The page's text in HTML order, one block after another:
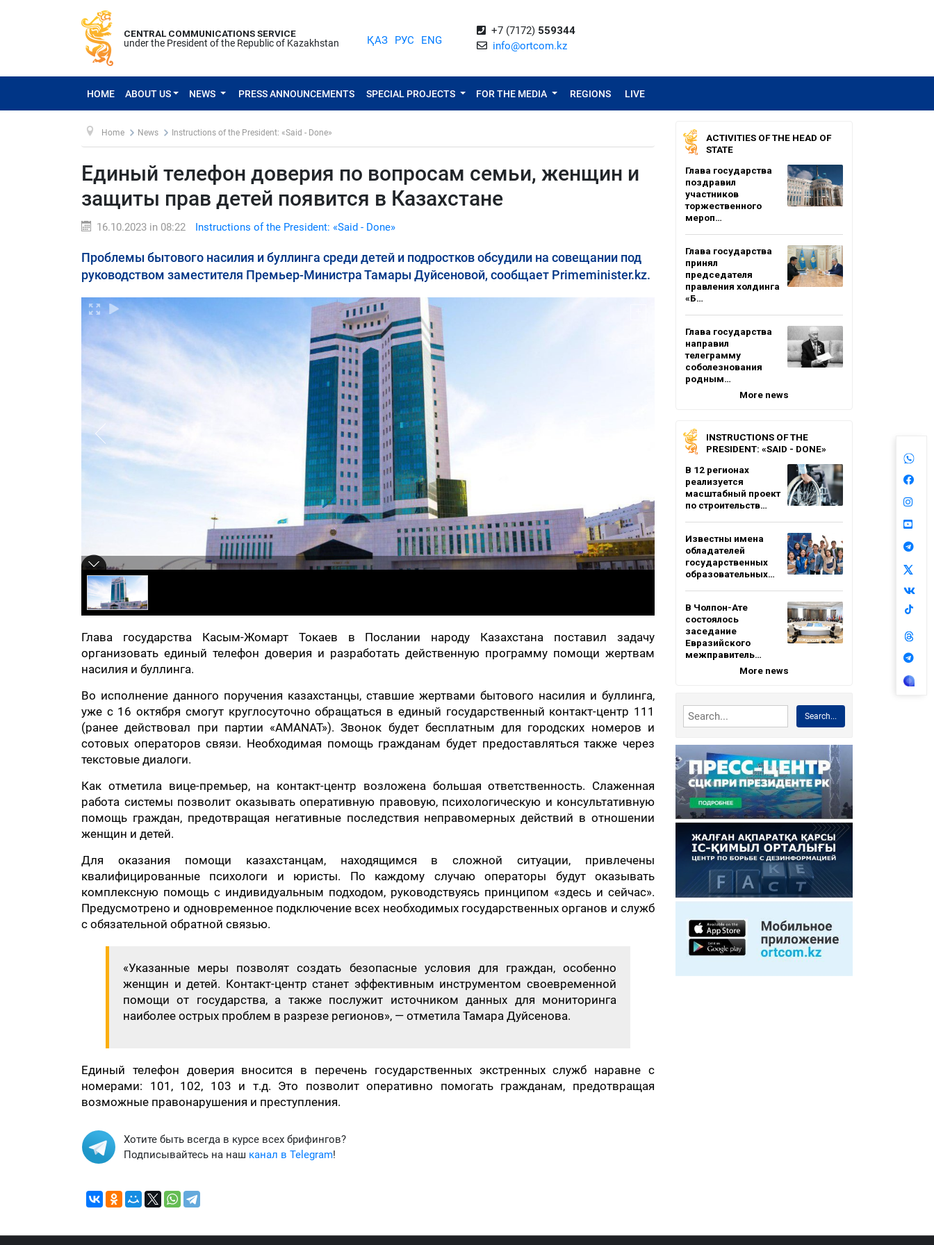
CENTRAL COMMUNICATIONS SERVICE
under the President of the Republic of Kazakhstan
ҚАЗ РУС ENG
+7 (7172) 559344
info@ortcom.kz
HOME ABOUT US NEWS PRESS ANNOUNCEMENTS SPECIAL PROJECTS FOR THE MEDIA REGIONS LIVE
Home News Instructions of the President: «Said - Done»
Единый телефон доверия по вопросам семьи, женщин и
защиты прав детей появится в Казахстане
16.10.2023 in 08:22 Instructions of the President: «Said - Done»
Проблемы бытового насилия и буллинга среди детей и подростков обсудили на совещании под
руководством заместителя Премьер-Министра Тамары Дуйсеновой, сообщает Primeminister.kz.
Глава государства Касым-Жомарт Токаев в Послании народу Казахстана поставил задачу
организовать единый телефон доверия и разработать действенную программу помощи жертвам
насилия и буллинга.
Во исполнение данного поручения казахстанцы, ставшие жертвами бытового насилия и буллинга,
уже с 16 октября смогут круглосуточно обращаться в единый государственный контакт-центр 111
(ранее действовал при партии «AMANAT»). Звонок будет бесплатным для городских номеров и
сотовых операторов связи. Необходимая помощь гражданам будет предоставляться также через
текстовые диалоги.
Как отметила вице-премьер, на контакт-центр возложена большая ответственность. Слаженная
работа системы позволит оказывать оперативную правовую, психологическую и консультативную
помощь граждан, предотвращая негативные последствия неправомерных действий в отношении
женщин и детей.
Для оказания помощи казахстанцам, находящимся в сложной ситуации, привлечены
квалифицированные психологи и юристы. По каждому случаю операторы будут оказывать
комплексную помощь с индивидуальным подходом, руководствуясь принципом «здесь и сейчас».
Предусмотрено и одновременное подключение всех необходимых государственных органов и служб
с обязательной обратной связью.
«Указанные меры позволят создать безопасные условия для граждан, особенно
женщин и детей. Контакт-центр станет эффективным инструментом своевременной
помощи от государства, а также послужит источником данных для мониторинга
наиболее острых проблем в разрезе регионов», — отметила Тамара Дуйсенова.
Единый телефон доверия вносится в перечень государственных экстренных служб наравне с
номерами: 101, 102, 103 и т.д. Это позволит оперативно помогать гражданам, предотвращая
возможные правонарушения и преступления.
Хотите быть всегда в курсе всех брифингов?
Подписывайтесь на наш канал в Telegram!
ACTIVITIES OF THE HEAD OF
STATE
Глава государства
поздравил
участников
торжественного
мероп…
Глава государства
принял
председателя
правления холдинга
«Б…
Глава государства
направил
телеграмму
соболезнования
родным…
More news
INSTRUCTIONS OF THE
PRESIDENT: «SAID - DONE»
В 12 регионах
реализуется
масштабный проект
по строительств…
Известны имена
обладателей
государственных
образовательных…
В Чолпон-Ате
состоялось
заседание
Евразийского
межправитель…
More news
Search...